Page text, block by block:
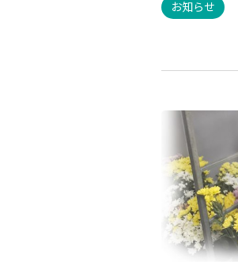
お知らせ